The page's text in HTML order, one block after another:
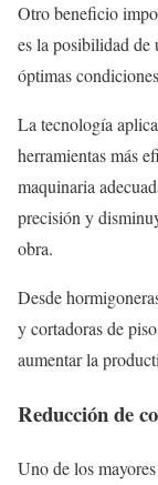
Otro beneficio
es la posibilidad de
óptimas
La tecnología
herramientas más
maquinaria
precisión y
obra.
Desde
y cortadoras de
aumentar la
Reducción de
Uno de los